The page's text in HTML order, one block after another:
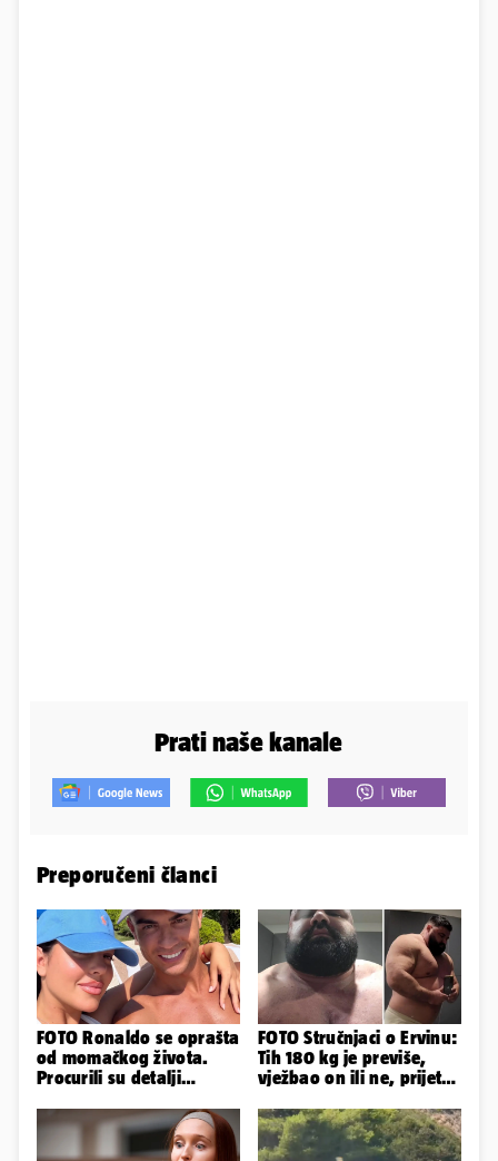
Prati naše kanale
Preporučeni članci
FOTO Ronaldo se oprašta
od momačkog života.
Procurili su detalji
FOTO Stručnjaci o Ervinu:
Tih 180 kg je previše,
vježbao on ili ne, prijete